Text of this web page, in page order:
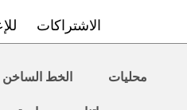
الاشتراكات
محليات الخط الساخن